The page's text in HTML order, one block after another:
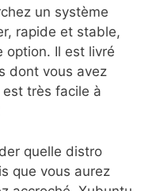
un système
rapide et stable,
option. Il est livré
dont vous avez
très facile à
quelle distro
que vous aurez